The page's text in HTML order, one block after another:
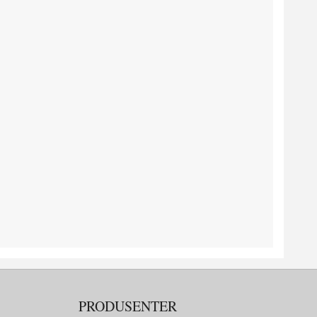
PRODUSENTER